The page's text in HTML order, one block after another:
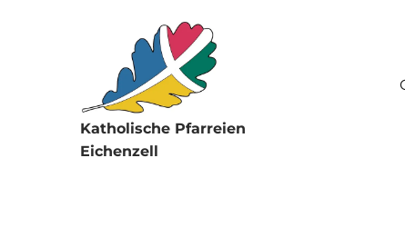
Katholische Pfarreien
Eichenzell